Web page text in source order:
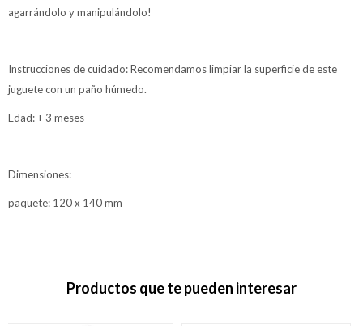
agarrándolo y manipulándolo!
Instrucciones de cuidado: Recomendamos limpiar la superficie de este
juguete con un paño húmedo.
Edad: + 3 meses
Dimensiones:
paquete: 120 x 140 mm
Productos que te pueden interesar